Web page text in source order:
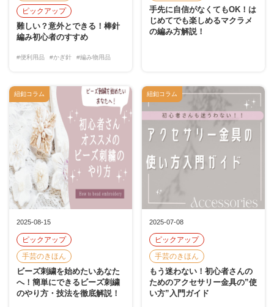
ピックアップ
難しい？意外とできる！棒針
編み初心者のすすめ
#便利用品 #かぎ針 #編み物用品
手先に自信がなくてもOK！は
じめてでも楽しめるマクラメ
の編み方解説！
2025-08-15
ピックアップ
手芸のきほん
ビーズ刺繍を始めたいあなた
へ！簡単にできるビーズ刺繍
のやり方・技法を徹底解説！
紐釦コラム
2025-07-08
ピックアップ
手芸のきほん
もう迷わない！初心者さんの
ためのアクセサリー金具の”使
い方”入門ガイド
紐釦コラム